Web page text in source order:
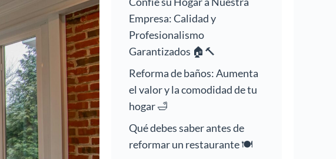
Empresa: Calidad y
Profesionalismo
Garantizados 🏠🔨
Reforma de baños: Aumenta
el valor y la comodidad de tu
hogar 🛁
Qué debes saber antes de
reformar un restaurante 🍽️